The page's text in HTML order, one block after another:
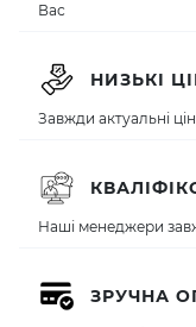
Вас
НИЗЬКІ
Завжди актуальні
Наші менеджери
ЗРУЧНА